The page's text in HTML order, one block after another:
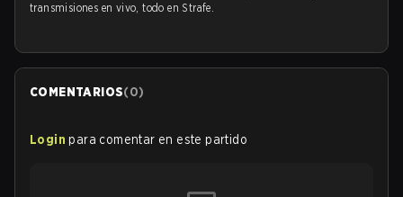
transmisiones en vivo, todo en Strafe.
COMENTARIOS(0)
Login para comentar en este partido